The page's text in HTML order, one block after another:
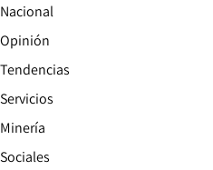
Nacional
Opinión
Tendencias
Servicios
Minería
Sociales